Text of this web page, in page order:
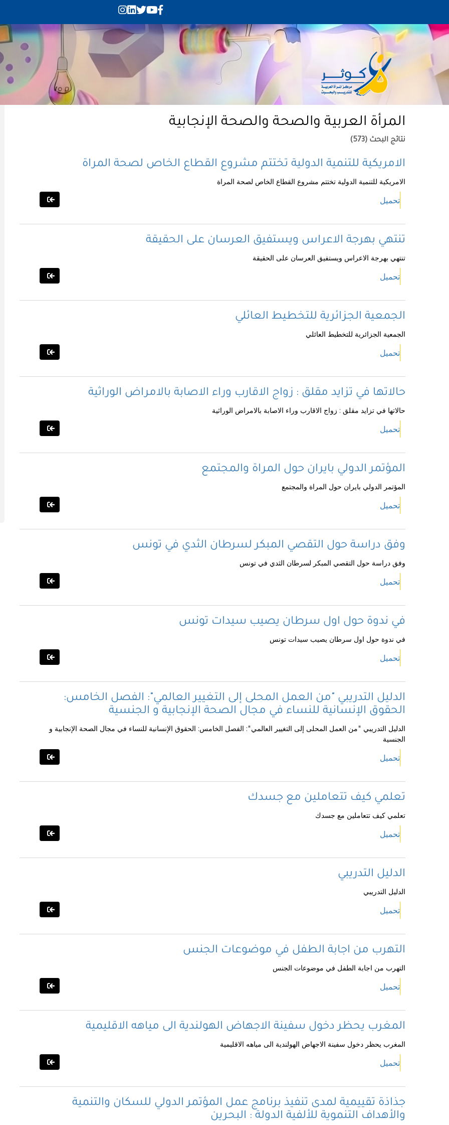
المرأة العربية والصحة والصحة الإنجابية
نتائج البحث (573)
الامريكية للتنمية الدولية تختتم مشروع القطاع الخاص لصحة المراة
الامريكية للتنمية الدولية تختتم مشروع القطاع الخاص لصحة المراة
تحميل
تنتهي بهرجة الاعراس ويستفيق العرسان على الحقيقة
تنتهي بهرجة الاعراس ويستفيق العرسان على الحقيقة
تحميل
الجمعية الجزائرية للتخطيط العائلي
الجمعية الجزائرية للتخطيط العائلي
تحميل
حالاتها في تزايد مقلق : زواج الاقارب وراء الاصابة بالامراض الوراثية
حالاتها في تزايد مقلق : زواج الاقارب وراء الاصابة بالامراض الوراثية
تحميل
المؤتمر الدولي بايران حول المراة والمجتمع
المؤتمر الدولي بايران حول المراة والمجتمع
تحميل
وفق دراسة حول التقصي المبكر لسرطان الثدي في تونس
وفق دراسة حول التقصي المبكر لسرطان الثدي في تونس
تحميل
في ندوة حول اول سرطان يصيب سيدات تونس
في ندوة حول اول سرطان يصيب سيدات تونس
تحميل
الدليل التدريبي "من العمل المحلى إلى التغيير العالمي": الفصل الخامس:
الحقوق الإنسانية للنساء في مجال الصحة الإنجابية و الجنسية
الدليل التدريبي "من العمل المحلى إلى التغيير العالمي": الفصل الخامس: الحقوق الإنسانية للنساء في مجال الصحة الإنجابية و
الجنسية
تحميل
تعلمي كيف تتعاملين مع جسدك
تعلمي كيف تتعاملين مع جسدك
تحميل
الدليل التدريبي
الدليل التدريبي
تحميل
التهرب من اجابة الطفل في موضوعات الجنس
التهرب من اجابة الطفل في موضوعات الجنس
تحميل
المغرب يحظر دخول سفينة الاجهاض الهولندية الى مياهه الاقليمية
المغرب يحظر دخول سفينة الاجهاض الهولندية الى مياهه الاقليمية
تحميل
جذاذة تقييمية لمدى تنفيذ برنامج عمل المؤتمر الدولي للسكان والتنمية
والأهداف التنموية للألفية الدولة : البحرين